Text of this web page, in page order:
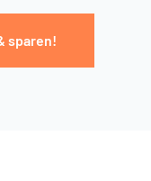
sparen!